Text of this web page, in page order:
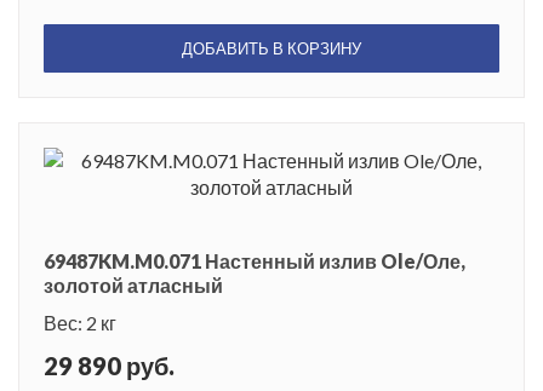
ДОБАВИТЬ В КОРЗИНУ
69487KM.M0.071 Настенный излив Ole/Оле,
золотой атласный
Вес: 2 кг
29 890 руб.